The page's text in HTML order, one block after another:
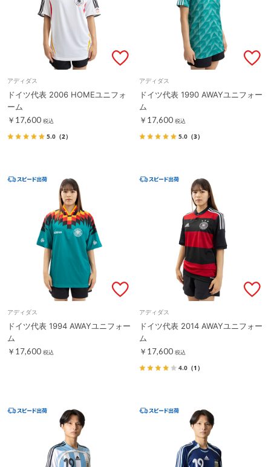
アディダス
ドイツ代表 2006 HOMEユニフォ
ーム
￥17,600 税込
5.0 （2）
アディダス
ドイツ代表 1990 AWAYユニフォー
ム
￥17,600 税込
5.0 （3）
アディダス
ドイツ代表 1994 AWAYユニフォー
ム
￥17,600 税込
アディダス
ドイツ代表 2014 AWAYユニフォー
ム
￥17,600 税込
4.0 （1）